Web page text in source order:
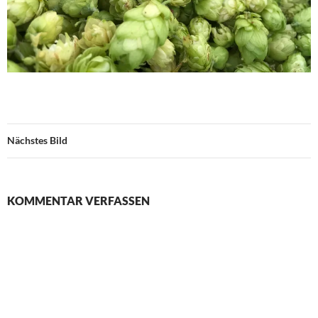
Nächstes Bild
KOMMENTAR VERFASSEN